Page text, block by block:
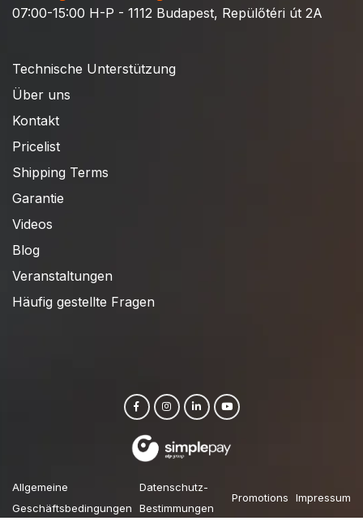
07:00-15:00 H-P - 1112 Budapest, Repülőtéri út 2A
Technische Unterstützung
Über uns
Kontakt
Pricelist
Shipping Terms
Garantie
Videos
Blog
Veranstaltungen
Häufig gestellte Fragen
Allgemeine
Geschäftsbedingungen
Datenschutz-
Bestimmungen
Promotions Impressum